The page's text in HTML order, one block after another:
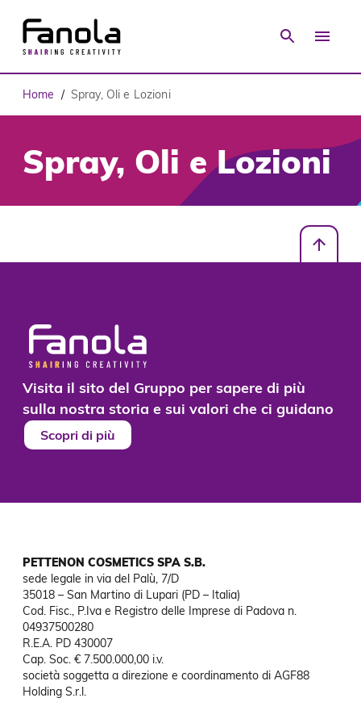
Home / Spray, Oli e Lozioni
Spray, Oli e Lozioni
Visita il sito del Gruppo per sapere di più
sulla nostra storia e sui valori che ci guidano
Scopri di più
PETTENON COSMETICS SPA S.B.
sede legale in via del Palù, 7/D
35018 – San Martino di Lupari (PD – Italia)
Cod. Fisc., P.Iva e Registro delle Imprese di Padova n.
04937500280
R.E.A. PD 430007
Cap. Soc. € 7.500.000,00 i.v.
società soggetta a direzione e coordinamento di AGF88
Holding S.r.l.